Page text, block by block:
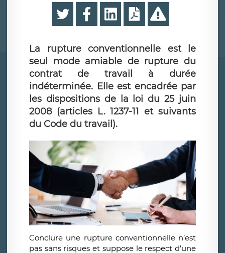
La rupture conventionnelle est le
seul mode amiable de rupture du
contrat de travail à durée
indéterminée. Elle est encadrée par
les dispositions de la loi du 25 juin
2008 (articles L. 1237-11 et suivants
du Code du travail).
Conclure une rupture conventionnelle n’est
pas sans risques et suppose le respect d’une